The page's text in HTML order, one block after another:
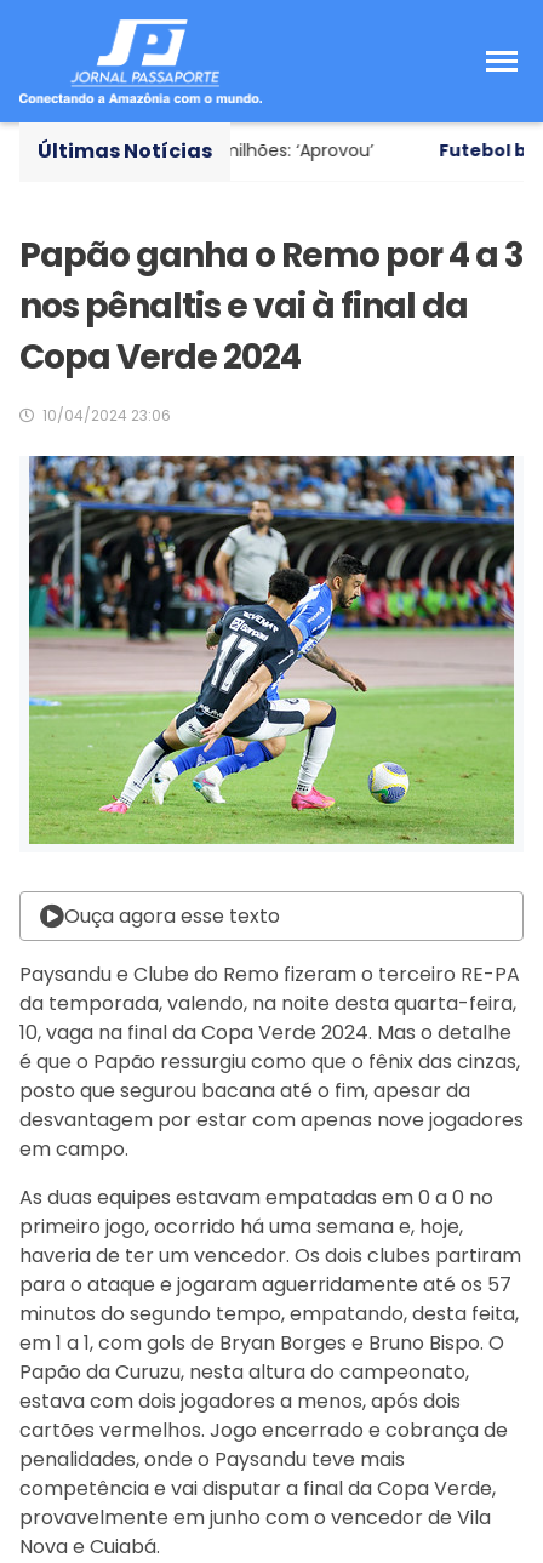
Últimas Notícias
em R$ 35 milhões: ‘Aprovou’ Futebol
Papão ganha o Remo por 4 a 3
nos pênaltis e vai à final da
Copa Verde 2024
10/04/2024 23:06
Ouça agora esse texto
Paysandu e Clube do Remo fizeram o terceiro RE-PA
da temporada, valendo, na noite desta quarta-feira,
10, vaga na final da Copa Verde 2024. Mas o detalhe
é que o Papão ressurgiu como que o fênix das cinzas,
posto que segurou bacana até o fim, apesar da
desvantagem por estar com apenas nove jogadores
em campo.
As duas equipes estavam empatadas em 0 a 0 no
primeiro jogo, ocorrido há uma semana e, hoje,
haveria de ter um vencedor. Os dois clubes partiram
para o ataque e jogaram aguerridamente até os 57
minutos do segundo tempo, empatando, desta feita,
em 1 a 1, com gols de Bryan Borges e Bruno Bispo. O
Papão da Curuzu, nesta altura do campeonato,
estava com dois jogadores a menos, após dois
cartões vermelhos. Jogo encerrado e cobrança de
penalidades, onde o Paysandu teve mais
competência e vai disputar a final da Copa Verde,
provavelmente em junho com o vencedor de Vila
Nova e Cuiabá.